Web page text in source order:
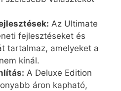
Az Ultimate
fejlesztéseket és
tartalmaz, amelyeket a
kínál.
A Deluxe Edition
áron kapható,